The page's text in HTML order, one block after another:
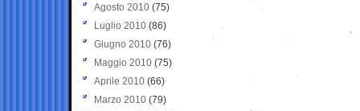
Agosto 2010 (75)
Luglio 2010 (86)
Giugno 2010 (76)
Maggio 2010 (75)
Aprile 2010 (66)
Marzo 2010 (79)